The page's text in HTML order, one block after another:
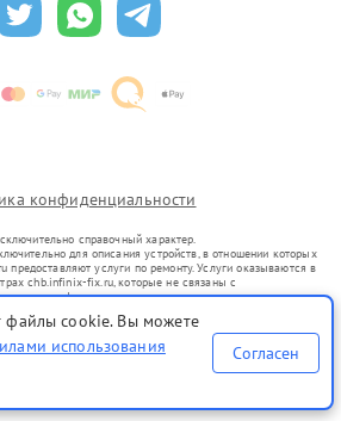
конфиденциальности
справочный характер.
для описания устройств, в отношении которых
услуги по ремонту. Услуги оказываются в
chb.infinix-fix.ru, которые не связаны с
или их официальными представителями.
уже введенных в гражданский оборот в соответствии
преследует цели индивидуализации услуг или введения
для информирования о предоставляемых услугах по
не является публичной офертой, определяемой
кодекса РФ
файлы cookie. Вы можете
использования
Согласен